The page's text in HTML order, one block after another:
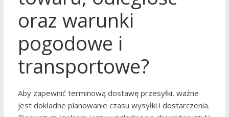
oraz warunki
pogodowe i
transportowe?
Aby zapewnić terminową dostawę przesyłki, ważne
jest dokładne planowanie czasu wysyłki i dostarczenia.